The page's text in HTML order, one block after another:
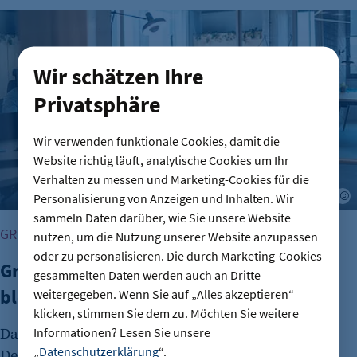
Wir schätzen Ihre
Privatsphäre
Wir verwenden funktionale Cookies, damit die
Website richtig läuft, analytische Cookies um Ihr
Verhalten zu messen und Marketing-Cookies für die
Personalisierung von Anzeigen und Inhalten. Wir
sammeln Daten darüber, wie Sie unsere Website
nutzen, um die Nutzung unserer Website anzupassen
oder zu personalisieren. Die durch Marketing-Cookies
gesammelten Daten werden auch an Dritte
weitergegeben. Wenn Sie auf „Alles akzeptieren“
klicken, stimmen Sie dem zu. Möchten Sie weitere
Informationen? Lesen Sie unsere
„Datenschutzerklärung“.
Gründungszahlen steigen, Bürokratie bleibt größte Hürde
GRÜNDUNG
Gründungszahlen steigen, Bürokratie
bleibt größte Hürde
Das Interesse an Unternehmensgründungen in